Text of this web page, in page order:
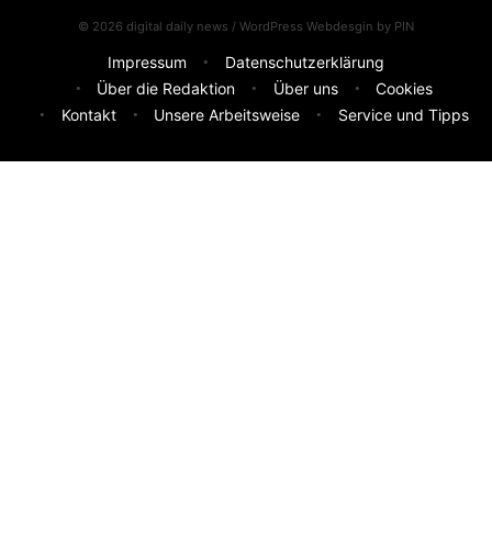
© 2026 digital daily news / WordPress Webdesgin by PIN
Impressum
Datenschutzerklärung
Über die Redaktion
Über uns
Cookies
Kontakt
Unsere Arbeitsweise Service und Tipps